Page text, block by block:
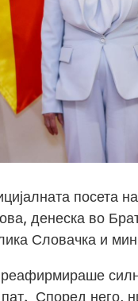
посета
денеска во
Словачка и
пат. Според него,